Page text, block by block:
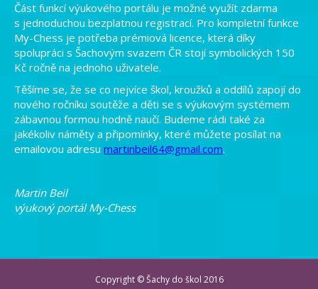
Část funkcí výukového portálu je možné využít zdarma
s jednoduchou bezplatnou registrací. Pro kompletní funkce
My-Chess je potřeba prémiová licence, která díky
spolupráci s Šachovým svazem ČR stojí symbolických 150
Kč ročně na jednoho uživatele.
Těšíme se, že se co nejvíce škol, kroužků a oddílů zapojí do
nového ročníku soutěže a děti se s výukovým systémem
zábavnou formou hodně naučí. Budeme rádi také za
jakékoliv náměty a připomínky, které můžete posílat na
emailovou adresu martinbeil64@gmail.com.
Martin Beil
výukový portál My-Chess
Copyright ©Šachy do škol 2016